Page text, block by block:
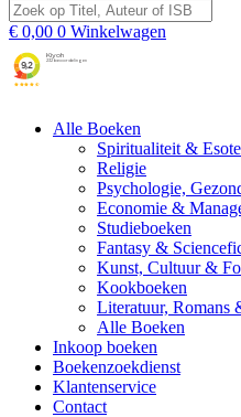
€ 0,00 0 Winkelwagen
Alle Boeken
Spiritualiteit &
Religie
Psychologie,
Economie &
Studieboeken
Fantasy &
Kunst, Cultuur &
Kookboeken
Literatuur, Romans
Alle Boeken
Inkoop boeken
Boekenzoekdienst
Klantenservice
Contact